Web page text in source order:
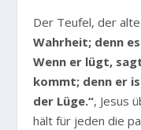
Der Teufel, der
Wahrheit; denn
Wenn er lügt,
kommt; denn er
der Lüge.“, Jesus
hält für jeden die